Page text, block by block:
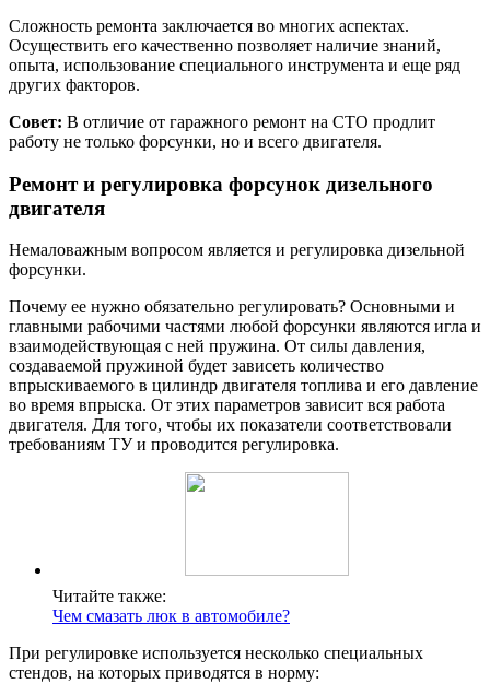
Сложность ремонта заключается во многих аспектах.
Осуществить его качественно позволяет наличие знаний,
опыта, использование специального инструмента и еще ряд
других факторов.
Совет: В отличие от гаражного ремонт на СТО продлит
работу не только форсунки, но и всего двигателя.
Ремонт и регулировка форсунок дизельного
двигателя
Немаловажным вопросом является и регулировка дизельной
форсунки.
Почему ее нужно обязательно регулировать? Основными и
главными рабочими частями любой форсунки являются игла и
взаимодействующая с ней пружина. От силы давления,
создаваемой пружиной будет зависеть количество
впрыскиваемого в цилиндр двигателя топлива и его давление
во время впрыска. От этих параметров зависит вся работа
двигателя. Для того, чтобы их показатели соответствовали
требованиям ТУ и проводится регулировка.
Читайте также:
Чем смазать люк в автомобиле?
При регулировке используется несколько специальных
стендов, на которых приводятся в норму: